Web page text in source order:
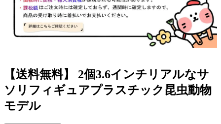
【送料無料】 2個3.6インチリアルなサ
ソリフィギュアプラスチック昆虫動物
モデル